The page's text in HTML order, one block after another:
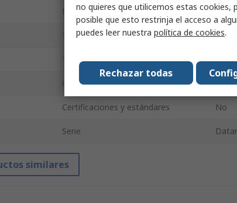
Marca
Tipo de kit Kit
Tipo de producto
Contenido del kit
Certificaciones y estándares No
Serie
similares
no quieres que utilicemos estas cookies,
posible que esto restrinja el acceso a
puedes leer nuestra política de cookies.
Rechazar todas